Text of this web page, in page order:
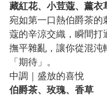
藏紅花、小荳蔻、薰衣
宛如第一口熱伯爵茶的
蔻的辛涼交織，瞬間打
撫平雜亂，讓你從混沌
「期待」。
中調｜盛放的喜悅
伯爵茶、玫瑰、香草